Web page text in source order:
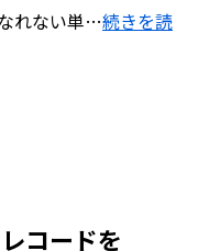
れない単…続きを読
コードを